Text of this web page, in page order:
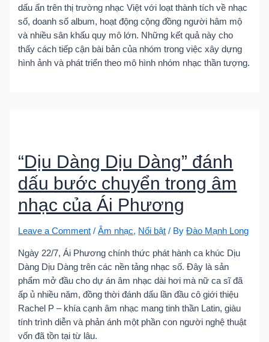
dấu ấn trên thị trường nhạc Việt với loạt thành tích về nhạc
số, doanh số album, hoạt động cộng đồng người hâm mộ
và nhiều sân khấu quy mô lớn. Những kết quả này cho
thấy cách tiếp cận bài bản của nhóm trong việc xây dựng
hình ảnh và phát triển theo mô hình nhóm nhạc thần tượng.
“Dịu Dàng Dịu Dàng” đánh
dấu bước chuyển trong âm
nhạc của Ái Phương
Leave a Comment /Âm nhạc, Nổi bật / ByĐào Mạnh Long
Ngày 22/7, Ái Phương chính thức phát hành ca khúc Dịu
Dàng Dịu Dàng trên các nền tảng nhạc số. Đây là sản
phẩm mở đầu cho dự án âm nhạc dài hơi mà nữ ca sĩ đã
ấp ủ nhiều năm, đồng thời đánh dấu lần đầu cô giới thiệu
Rachel P – khía cạnh âm nhạc mang tinh thần Latin, giàu
tính trình diễn và phản ánh một phần con người nghệ thuật
vốn đã tồn tại từ lâu.